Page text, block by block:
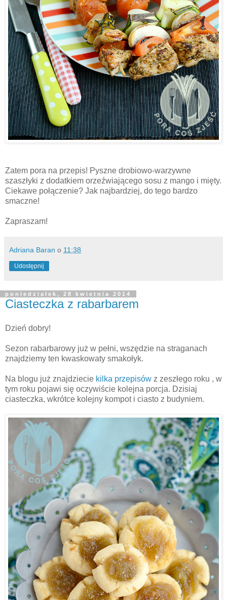
Zatem pora na przepis! Pyszne drobiowo-warzywne
szaszłyki z dodatkiem orzeźwiającego sosu z mango i mięty.
Ciekawe połączenie? Jak najbardziej, do tego bardzo
smaczne!
Zapraszam!
Adriana Baran o 11:38
Udostępnij
poniedziałek, 28 kwietnia 2014
Ciasteczka z rabarbarem
Dzień dobry!
Sezon rabarbarowy już w pełni, wszędzie na straganach
znajdziemy ten kwaskowaty smakołyk.
Na blogu już znajdziecie kilka przepisów z zeszłego roku , w
tym roku pojawi się oczywiście kolejna porcja. Dzisiaj
ciasteczka, wkrótce kolejny kompot i ciasto z budyniem.